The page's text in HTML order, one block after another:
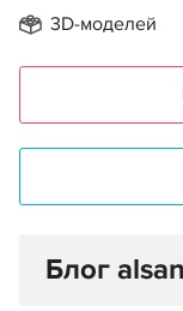
3D-моделей
Блог